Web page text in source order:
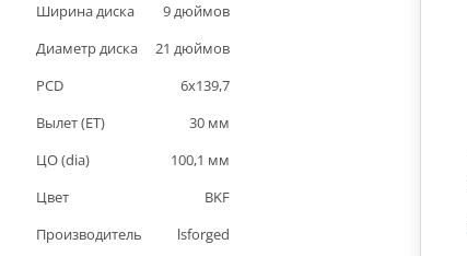
Ширина диска 9дюймов
Диаметр диска
21 дюймов
PCD
6x139,7
Вылет (ET)
30 мм
ЦО (dia)
100,1 мм
Цвет
BKF
Производитель
lsforged